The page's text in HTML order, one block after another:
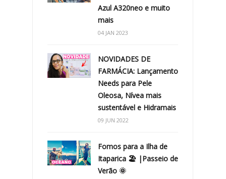
Azul A320neo e muito
mais
04 JAN 2023
NOVIDADES DE
FARMÁCIA: Lançamento
Needs para Pele
Oleosa, Nívea mais
sustentável e Hidramais
09 JUN 2022
Fomos para a Ilha de
Itaparica 🏖 |Passeio de
Verão 🌞